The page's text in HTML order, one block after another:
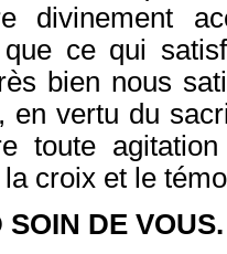
divinement
que ce qui
bien nous
en vertu du
toute
croix et le
SOIN DE